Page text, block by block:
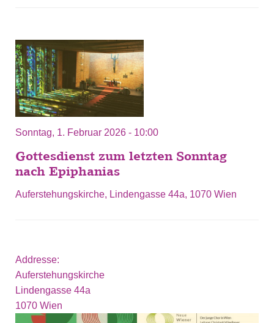
Sonntag, 1. Februar 2026 - 10:00
Gottesdienst zum letzten Sonntag
nach Epiphanias
Auferstehungskirche, Lindengasse 44a, 1070 Wien
Addresse:
Auferstehungskirche
Lindengasse 44a
1070 Wien